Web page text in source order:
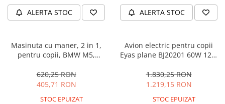
ALERTA STOC ALERTA STOC
Masinuta cu maner, 2 in 1,
pentru copii, BMW M5,
620,25 RON
405,71 RON
STOC EPUIZAT
Avion electric pentru copii
Eyas plane BJ20201 60W 12V,
1.830,25 RON
1.219,15 RON
STOC EPUIZAT